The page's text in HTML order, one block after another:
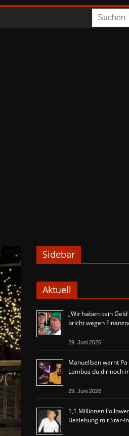
Sidebar
Aktuell
„Wir haben kein
bricht wegen
29. Juni 2026
Manuellsen warnt Pa
Lambos du dir noch
29. Juni 2026
1,1 Millionen
Beziehung mit Star-